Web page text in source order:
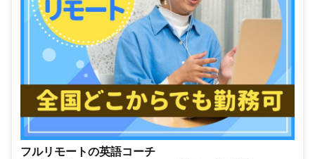
フルリモートの英語コーチ